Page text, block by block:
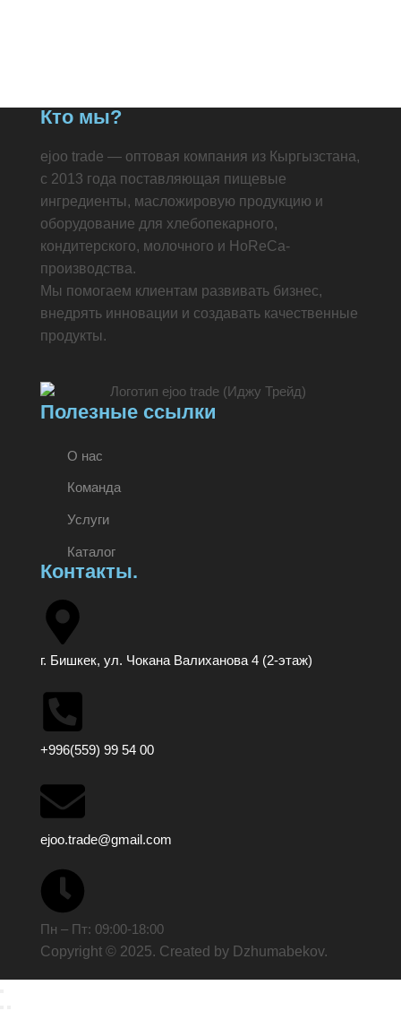
Кто мы?
ejoo trade — оптовая компания из Кыргызстана,
с 2013 года поставляющая пищевые
ингредиенты, масложировую продукцию и
оборудование для хлебопекарного,
кондитерского, молочного и HoReCa-
производства.
Мы помогаем клиентам развивать бизнес,
внедрять инновации и создавать качественные
продукты.
Полезные ссылки
О нас
Команда
Услуги
Каталог
Контакты.
г. Бишкек, ул. Чокана Валиханова 4 (2-этаж)
+996(559) 99 54 00
ejoo.trade@gmail.com
Пн – Пт: 09:00-18:00
Copyright © 2025. Created by Dzhumabekov.